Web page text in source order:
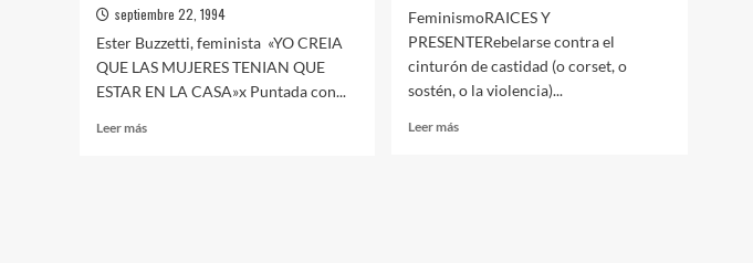
septiembre 22, 1994
Ester Buzzetti, feminista «YO CREIA
QUE LAS MUJERES TENIAN QUE
ESTAR EN LA CASA»x Puntada con...
Leer másLeer
FeminismoRAICES Y
PRESENTERebelarse contra el
cinturón de castidad (o corset, o
sostén, o la violencia)...
Leer másLeer